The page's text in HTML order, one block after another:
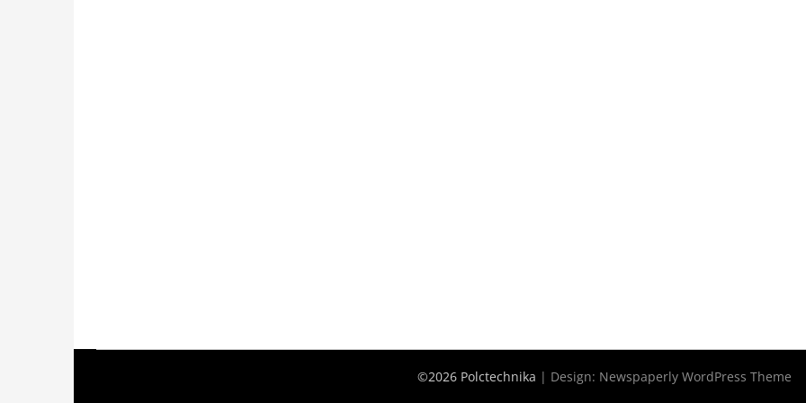
©2026 Polctechnika | Design: Newspaperly WordPress Theme